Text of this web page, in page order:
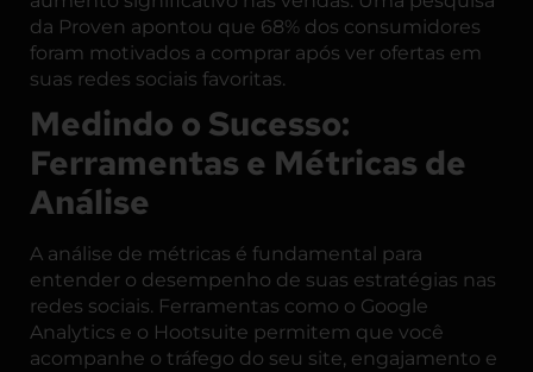
da Proven apontou que 68% dos consumidores
foram motivados a comprar após ver ofertas em
suas redes sociais favoritas.
Medindo o Sucesso:
Ferramentas e Métricas de
Análise
A análise de métricas é fundamental para
entender o desempenho de suas estratégias nas
redes sociais. Ferramentas como o Google
Analytics e o Hootsuite permitem que você
acompanhe o tráfego do seu site, engajamento e